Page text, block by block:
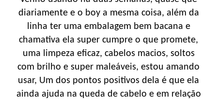
diariamente e o boy a mesma coisa, além da
linha ter uma embalagem bem bacana e
chamativa ela super cumpre o que promete,
uma limpeza eficaz, cabelos macios, soltos
com brilho e super maleáveis, estou amando
usar, Um dos pontos positivos dela é que ela
ainda ajuda na queda de cabelo e em relação